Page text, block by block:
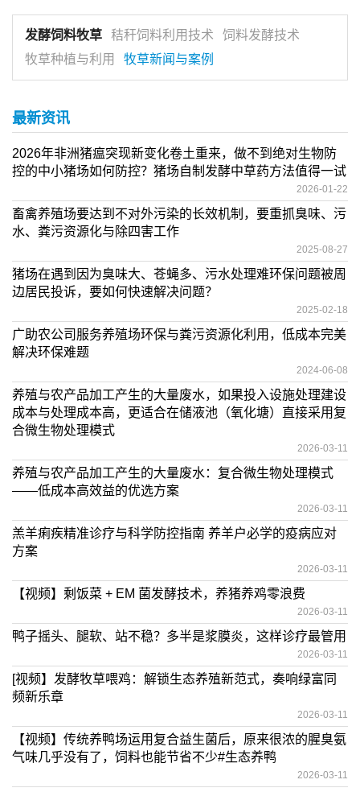
发酵饲料牧草 秸秆饲料利用技术
饲料发酵技术
牧草种植与利用
牧草新闻与案例
最新资讯
2026年非洲猪瘟突现新变化卷土重来，做不到绝对生物防
控的中小猪场如何防控？猪场自制发酵中草药方法值得一试
2026-01-22
畜禽养殖场要达到不对外污染的长效机制，要重抓臭味、污
水、粪污资源化与除四害工作
2025-08-27
猪场在遇到因为臭味大、苍蝇多、污水处理难环保问题被周
边居民投诉，要如何快速解决问题？
2025-02-18
广助农公司服务养殖场环保与粪污资源化利用，低成本完美
解决环保难题
2024-06-08
养殖与农产品加工产生的大量废水，如果投入设施处理建设
成本与处理成本高，更适合在储液池（氧化塘）直接采用复
合微生物处理模式
2026-03-11
养殖与农产品加工产生的大量废水：复合微生物处理模式
——低成本高效益的优选方案
2026-03-11
羔羊痢疾精准诊疗与科学防控指南 养羊户必学的疫病应对
方案
2026-03-11
【视频】剩饭菜 + EM 菌发酵技术，养猪养鸡零浪费
2026-03-11
鸭子摇头、腿软、站不稳？多半是浆膜炎，这样诊疗最管用
2026-03-11
[视频】发酵牧草喂鸡：解锁生态养殖新范式，奏响绿富同
频新乐章
2026-03-11
【视频】传统养鸭场运用复合益生菌后，原来很浓的腥臭氨
气味几乎没有了，饲料也能节省不少#生态养鸭
2026-03-11